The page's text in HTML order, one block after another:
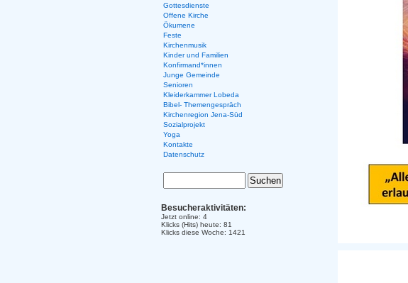
Gottesdienste
Offene Kirche
Ökumene
Feste
Kirchenmusik
Kinder und Familien
Konfirmand*innen
Junge Gemeinde
Senioren
Kleiderkammer Lobeda
Bibel- Themengespräch
Kirchenregion Jena-Süd
Sozialprojekt
Yoga
Kontakte
Datenschutz
Besucheraktivitäten:
Jetzt online: 4
Klicks (Hits) heute: 81
Klicks diese Woche: 1421